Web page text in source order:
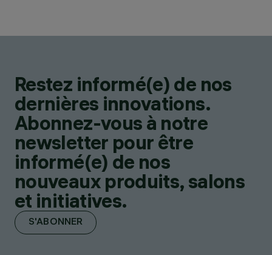
Restez informé(e) de nos
dernières innovations.
Abonnez-vous à notre
newsletter pour être
informé(e) de nos
nouveaux produits, salons
et initiatives.
S'ABONNER